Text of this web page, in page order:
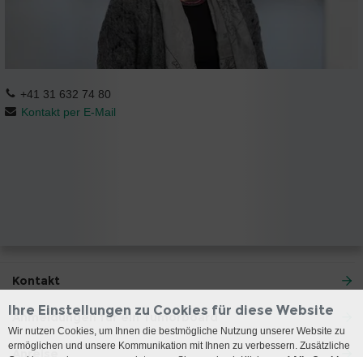
+41 31 632 74 80
Kontakt per E-Mail
Kontakt
Anmeldungen für ein Tumorboard
Anreise
Ihre Einstellungen zu Cookies für diese Website
Wir nutzen Cookies, um Ihnen die bestmögliche Nutzung unserer Website zu
ermöglichen und unsere Kommunikation mit Ihnen zu verbessern. Zusätzliche